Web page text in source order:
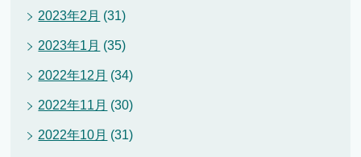
2023年2月 (31)
2023年1月 (35)
2022年12月 (34)
2022年11月 (30)
2022年10月 (31)